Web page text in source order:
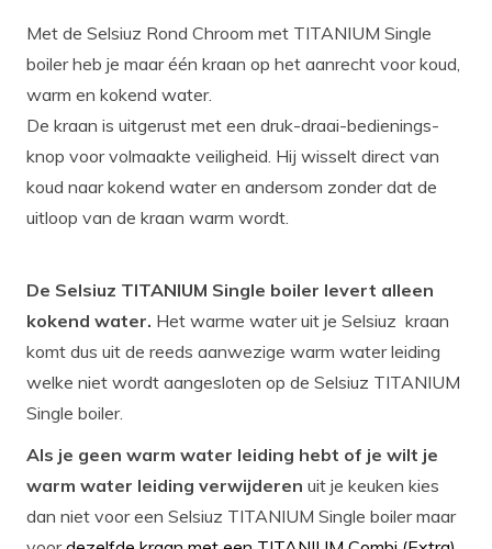
Met de Selsiuz Rond Chroom met TITANIUM Single
boiler heb je maar één kraan op het aanrecht voor koud,
warm en kokend water.
De kraan is uitgerust met een druk-draai-bedienings-
knop voor volmaakte veiligheid. Hij wisselt direct van
koud naar kokend water en andersom zonder dat de
uitloop van de kraan warm wordt.
De Selsiuz TITANIUM Single boiler levert alleen
kokend water. Het warme water uit je Selsiuz kraan
komt dus uit de reeds aanwezige warm water leiding
welke niet wordt aangesloten op de Selsiuz TITANIUM
Single boiler.
Als je geen warm water leiding hebt of je wilt je
warm water leiding verwijderen uit je keuken kies
dan niet voor een Selsiuz TITANIUM Single boiler maar